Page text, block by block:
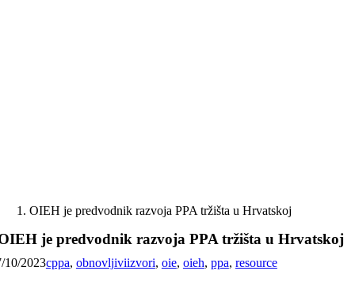
OIEH je predvodnik razvoja PPA tržišta u Hrvatskoj
je predvodnik razvoja PPA tržišta u Hrvatskoj
10/2023cppa, obnovljiviizvori, oie, oieh, ppa, resource